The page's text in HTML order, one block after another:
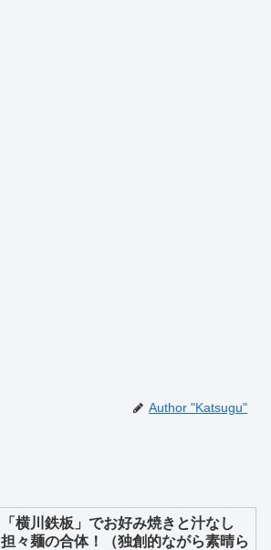
Author "Katsugu"
「横川鉄板」でお好み焼きと汁なし
担々麺の合体！（独創的ながら素晴ら